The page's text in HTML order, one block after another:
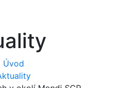
Úvod